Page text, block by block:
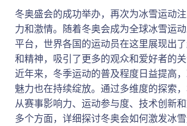
冬奥盛会的成功举办，再次为冰雪运动
力和激情。随着冬奥会成为全球冰雪运
平台，世界各国的运动员在这里展现出
和精神，吸引了更多的观众和爱好者的
近年来，冬季运动的普及程度日益提高
魅力也在持续绽放。通过多维度的探索
从赛事影响力、运动参与度、技术创新
多个方面，详细探讨冬奥会如何激发冰